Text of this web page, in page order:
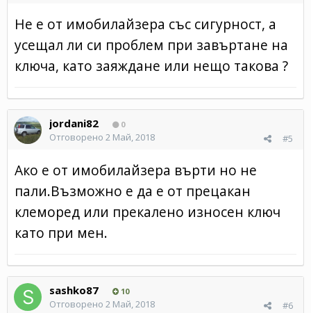
Не е от имобилайзера със сигурност, а
усещал ли си проблем при завъртане на
ключа, като заяждане или нещо такова ?
jordani82 0
#5
Отговорено 2 Май, 2018
Ако е от имобилайзера върти но не
пали.Възможно е да е от прецакан
клеморед или прекалено износен ключ
като при мен.
sashko87 10
#6
Отговорено 2 Май, 2018